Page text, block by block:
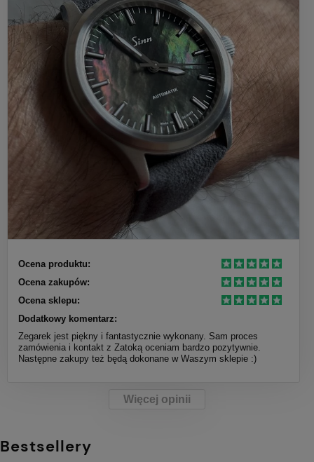
Ocena produktu:
Ocena zakupów:
Ocena sklepu:
Dodatkowy komentarz:
Zegarek jest piękny i fantastycznie wykonany. Sam proces
zamówienia i kontakt z Zatoką oceniam bardzo pozytywnie.
Następne zakupy też będą dokonane w Waszym sklepie :)
Więcej opinii
Bestsellery